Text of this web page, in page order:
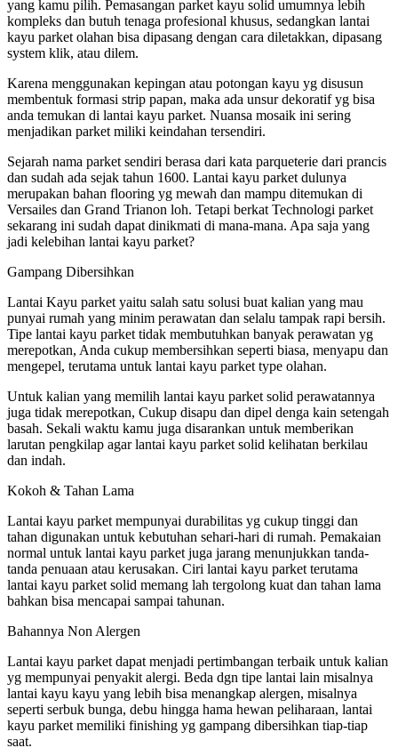
yang kamu pilih. Pemasangan parket kayu solid umumnya lebih
kompleks dan butuh tenaga profesional khusus, sedangkan lantai
kayu parket olahan bisa dipasang dengan cara diletakkan, dipasang
system klik, atau dilem.
Karena menggunakan kepingan atau potongan kayu yg disusun
membentuk formasi strip papan, maka ada unsur dekoratif yg bisa
anda temukan di lantai kayu parket. Nuansa mosaik ini sering
menjadikan parket miliki keindahan tersendiri.
Sejarah nama parket sendiri berasa dari kata parqueterie dari prancis
dan sudah ada sejak tahun 1600. Lantai kayu parket dulunya
merupakan bahan flooring yg mewah dan mampu ditemukan di
Versailes dan Grand Trianon loh. Tetapi berkat Technologi parket
sekarang ini sudah dapat dinikmati di mana-mana. Apa saja yang
jadi kelebihan lantai kayu parket?
Gampang Dibersihkan
Lantai Kayu parket yaitu salah satu solusi buat kalian yang mau
punyai rumah yang minim perawatan dan selalu tampak rapi bersih.
Tipe lantai kayu parket tidak membutuhkan banyak perawatan yg
merepotkan, Anda cukup membersihkan seperti biasa, menyapu dan
mengepel, terutama untuk lantai kayu parket type olahan.
Untuk kalian yang memilih lantai kayu parket solid perawatannya
juga tidak merepotkan, Cukup disapu dan dipel denga kain setengah
basah. Sekali waktu kamu juga disarankan untuk memberikan
larutan pengkilap agar lantai kayu parket solid kelihatan berkilau
dan indah.
Kokoh & Tahan Lama
Lantai kayu parket mempunyai durabilitas yg cukup tinggi dan
tahan digunakan untuk kebutuhan sehari-hari di rumah. Pemakaian
normal untuk lantai kayu parket juga jarang menunjukkan tanda-
tanda penuaan atau kerusakan. Ciri lantai kayu parket terutama
lantai kayu parket solid memang lah tergolong kuat dan tahan lama
bahkan bisa mencapai sampai tahunan.
Bahannya Non Alergen
Lantai kayu parket dapat menjadi pertimbangan terbaik untuk kalian
yg mempunyai penyakit alergi. Beda dgn tipe lantai lain misalnya
lantai kayu kayu yang lebih bisa menangkap alergen, misalnya
seperti serbuk bunga, debu hingga hama hewan peliharaan, lantai
kayu parket memiliki finishing yg gampang dibersihkan tiap-tiap
saat.